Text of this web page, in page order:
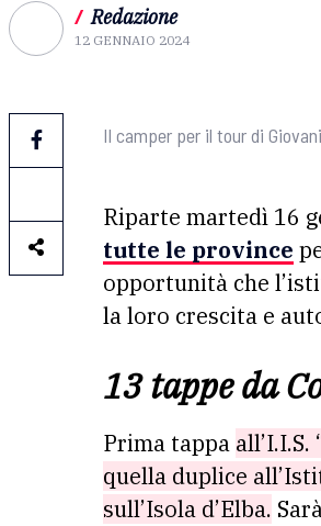
/ Redazione
12 GENNAIO 2024
Il camper per il tour di
Riparte martedì 16
tutte le province
opportunità che
la loro crescita e
13 tappe da
Prima tappa
quella duplice
sull’Isola d’Elba.